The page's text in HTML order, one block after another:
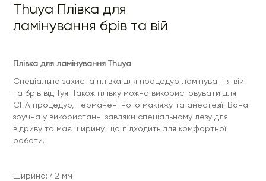
Thuya Плівка для
ламінування брів та вій
Плівка для ламінування Thuya
Спеціальна захисна плівка для процедур ламінування вій
та брів від Туя. Також плівку можна використовувати для
СПА процедур, перманентного макіяжу та анестезії. Вона
зручна у використанні завдяки спеціальному лезу для
відриву та має ширину, що підходить для комфортної
роботи.
Ширина: 42 мм